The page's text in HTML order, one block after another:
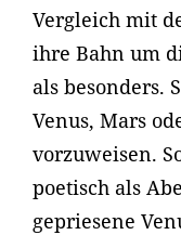
Vergleich mit
ihre Bahn um
als besonders.
Venus, Mars
vorzuweisen.
poetisch als
gepriesene